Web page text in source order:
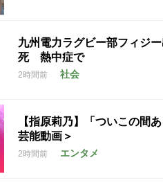
九州電力ラグビー部フィジ
死 熱中症で
2時間前 社会
【指原莉乃】「ついこの間
芸能動画＞
2時間前 エンタメ